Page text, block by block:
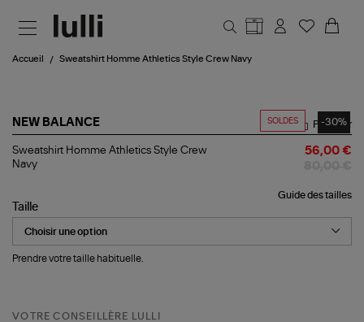
Accueil Sweatshirt Homme Athletics Style Crew Navy
SOLDES -30%
NEW BALANCE
Sweatshirt
Homme
Athletics
Crew
Navy
Partager
Sweatshirt Homme Athletics Style Crew
Navy
56,00 €
Guide des tailles
Taille
Prendre votre taille habituelle.
VOTRE CONSEILLÈRE LULLI